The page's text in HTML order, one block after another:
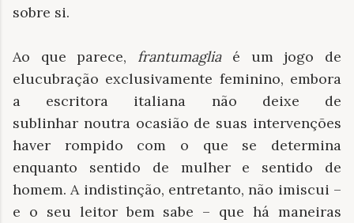
sobre si.
Ao que parece, frantumaglia é um jogo de
elucubração exclusivamente feminino, embora
a escritora italiana não deixe de
sublinhar noutra ocasião de suas intervenções
haver rompido com o que se determina
enquanto sentido de mulher e sentido de
homem. A indistinção, entretanto, não imiscui –
e o seu leitor bem sabe – que há maneiras